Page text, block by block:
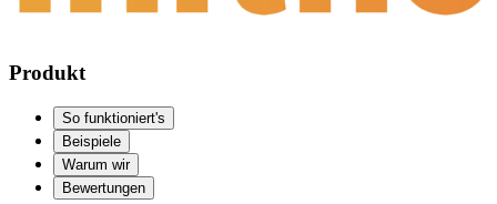
Produkt
So funktioniert's
Beispiele
Warum wir
Bewertungen